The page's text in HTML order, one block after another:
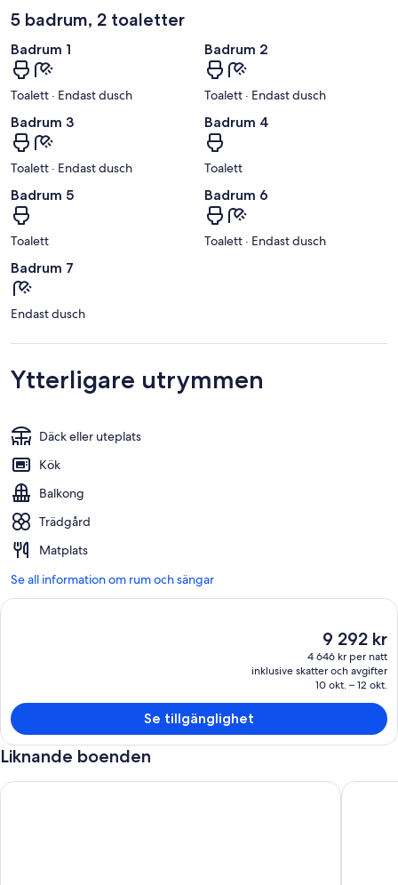
5 badrum, 2 toaletter
Badrum 1
Toalett · Endast dusch
Badrum 2
Toalett · Endast dusch
Badrum 3
Toalett · Endast dusch
Badrum 4
Toalett
Badrum 5
Toalett
Badrum 6
Toalett · Endast dusch
Badrum 7
Endast dusch
Ytterligare utrymmen
Däck eller uteplats
Kök
Balkong
Trädgård
Matplats
Se all information om rum och sängar
Det
nuvarande
priset
är
9 292 kr
9 292 kr
4 646 kr per natt
inklusive skatter och avgifter
10 okt. – 12 okt.
Se tillgänglighet
Liknande boenden
EXKLUSIVT, AUTHENTISK RIAD I MEDINA. ÖVERFÖRANDE
Lyxvilla